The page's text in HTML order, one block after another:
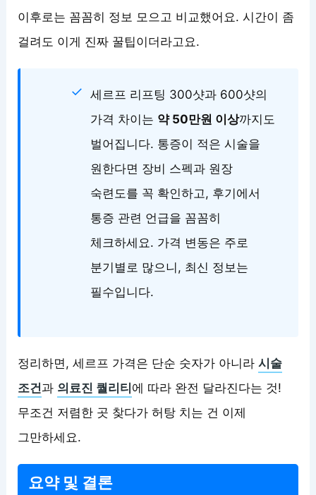
이후로는 꼼꼼히 정보 모으고 비교했어요. 시간이 좀
걸려도 이게 진짜 꿀팁이더라고요.
세르프 리프팅 300샷과 600샷의
가격 차이는 약 50만원 이상까지도
벌어집니다. 통증이 적은 시술을
원한다면 장비 스펙과 원장
숙련도를 꼭 확인하고, 후기에서
통증 관련 언급을 꼼꼼히
체크하세요. 가격 변동은 주로
분기별로 많으니, 최신 정보는
필수입니다.
정리하면, 세르프 가격은 단순 숫자가 아니라시술
조건과 의료진 퀄리티에 따라 완전 달라진다는 것!
무조건 저렴한 곳 찾다가 허탕 치는 건 이제
그만하세요.
요약 및 결론